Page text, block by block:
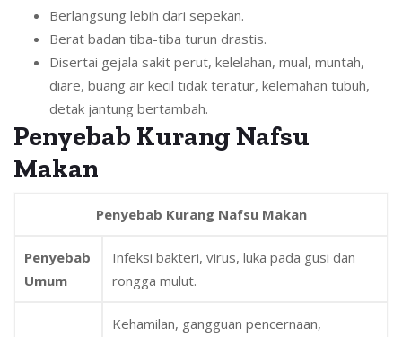
Berlangsung lebih dari sepekan.
Berat badan tiba-tiba turun drastis.
Disertai gejala sakit perut, kelelahan, mual, muntah,
diare, buang air kecil tidak teratur, kelemahan tubuh,
detak jantung bertambah.
Penyebab Kurang Nafsu
Makan
Penyebab Kurang Nafsu Makan
Penyebab
Umum
Infeksi bakteri, virus, luka pada gusi dan
rongga mulut.
Kehamilan, gangguan pencernaan,